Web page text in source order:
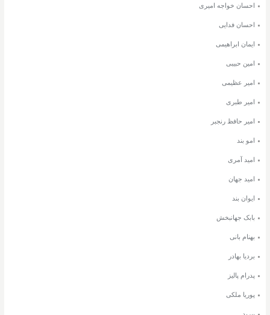
احسان خواجه امیری
احسان فدایی
ایمان ابراهیمی
امین حبیبی
امیر عظیمی
امیر طبری
امیر حافظ رنجبر
امو بند
امید آمری
امید جهان
ایوان بند
بابک جهانبخش
بهنام بانی
بردیا بهادر
پدرام پالیز
پوریا ملکی
پیربد